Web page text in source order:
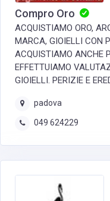
Compro Oro
ACQUISTIAMO ORO,
MARCA, GIOIELLI CON
ACQUISTIAMO ANCHE
EFFETTUIAMO
GIOIELLI. PERIZIE E
padova
049 624229